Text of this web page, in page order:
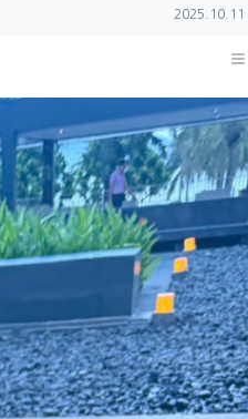
작성일
2025.10.11